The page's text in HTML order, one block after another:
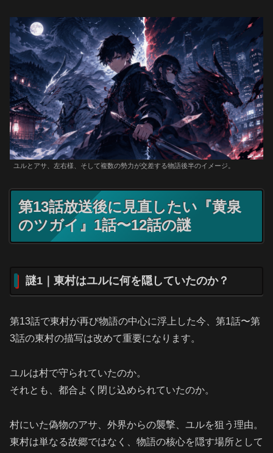
ユルとアサ、左右様、そして複数の勢力が交差する物語後半のイメージ。
第13話放送後に見直したい『黄泉
のツガイ』1話〜12話の謎
謎1｜東村はユルに何を隠していたのか？
第13話で東村が再び物語の中心に浮上した今、第1話〜第
3話の東村の描写は改めて重要になります。
ユルは村で守られていたのか。
それとも、都合よく閉じ込められていたのか。
村にいた偽物のアサ、外界からの襲撃、ユルを狙う理由。
東村は単なる故郷ではなく、物語の核心を隠す場所として